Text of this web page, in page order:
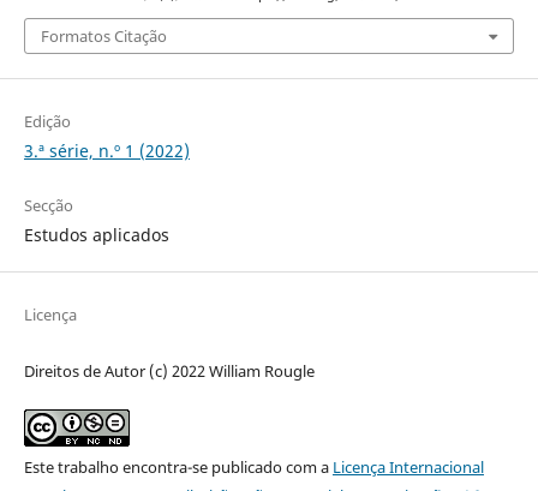
Formatos Citação
Edição
3.ª série, n.º 1 (2022)
Secção
Estudos aplicados
Licença
Direitos de Autor (c) 2022 William Rougle
Este trabalho encontra-se publicado com a Licença Internacional